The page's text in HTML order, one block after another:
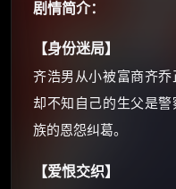
剧情简介：
【身份迷局】
齐浩男从小被富商齐乔
却不知自己的生父是
族的恩怨纠葛。
【爱恨交织】
⚡ 前往